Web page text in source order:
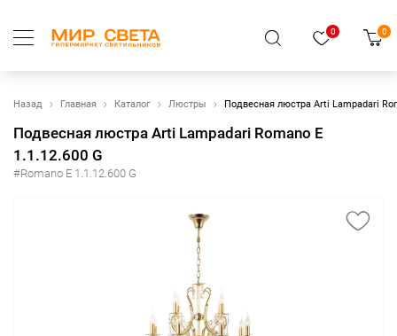
0 0
Назад Главная Каталог Люстры Подвесная люстра Arti Lampadari
Подвесная люстра Arti Lampadari Romano E
1.1.12.600 G
#Romano E 1.1.12.600 G